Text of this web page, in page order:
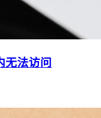
无法访问